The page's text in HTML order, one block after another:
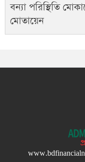
বন্যা পরিস্থিতি
মোতায়েন